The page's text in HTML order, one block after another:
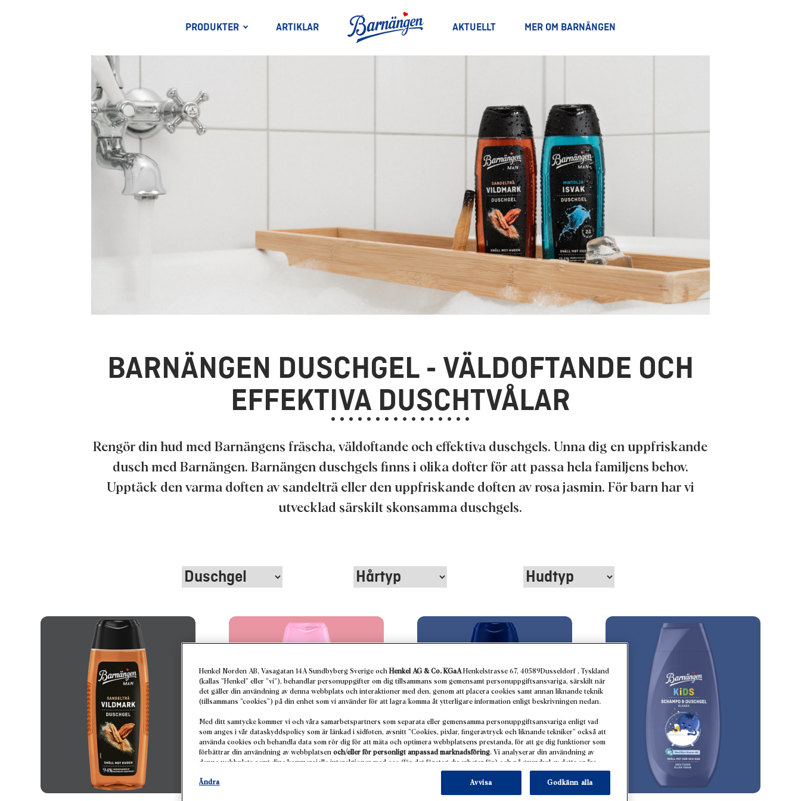
PRODUKTER ARTIKLAR AKTUELLT MER OM BARNÄNGEN
BARNÄNGEN DUSCHGEL - VÄLDOFTANDE OCH
EFFEKTIVA DUSCHTVÅLAR
Rengör din hud med Barnängens fräscha, väldoftande och effektiva duschgels. Unna dig en uppfriskande
dusch med Barnängen. Barnängen duschgels finns i olika dofter för att passa hela familjens behov.
Upptäck den varma doften av sandelträ eller den uppfriskande doften av rosa jasmin. För barn har vi
utvecklad särskilt skonsamma duschgels.
Henkel Norden AB, Vasagatan 14A Sundbyberg Sverige ochHenkel AG & Co. KGaAHenkelstrasse 67, 40589Dusseldorf , Tyskland
(kallas ”Henkel” eller ”vi”), behandlar personuppgifter om dig tillsammans som gemensamt personuppgiftsansvariga, särskilt när
det gäller din användning av denna webbplats och interaktioner med den, genom att placera cookies samt annan liknande teknik
(tillsammans ”cookies”) på din enhet som vi använder för att lagra/komma åt ytterligare information enligt beskrivningen nedan.
Med ditt samtycke kommer vi och våra samarbetspartners som separata eller gemensamma personuppgiftsansvariga enligt vad
som anges i vår dataskyddspolicy som är länkad i sidfoten, avsnitt ”Cookies, pixlar, fingeravtryck och liknande tekniker” också att
använda cookies och behandla data som rör dig för att mäta och optimera webbplatsens prestanda, för att ge dig funktioner som
förbättrar din användning av webbplatsen och/eller för personligt anpassad marknadsföring. Vi analyserar din användning av
denna webbplats samt dina kommersiella interaktioner med oss (för det företag du arbetar för) och på grundval av detta spåra
dina köp av våra produkter på tredje parts webbplatser, underhålla vår information om affärsenheter och skapa individuella
profiler om dig som kan berikas med data som erhållits från tredje part och andra webbplatser. Vi använder dessa profiler för
personanpassad marknadsföring, i synnerhet för att visa annonser som kan vara intressanta för dig (baserat på exempelvis dina
Ändra Avvisa Godkänn alla